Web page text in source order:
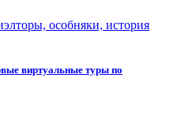
виртуальные туры по